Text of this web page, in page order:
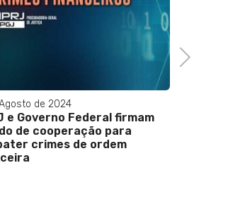
de 2024
e Governo Federal firmam
de cooperação para
crimes de ordem
Next